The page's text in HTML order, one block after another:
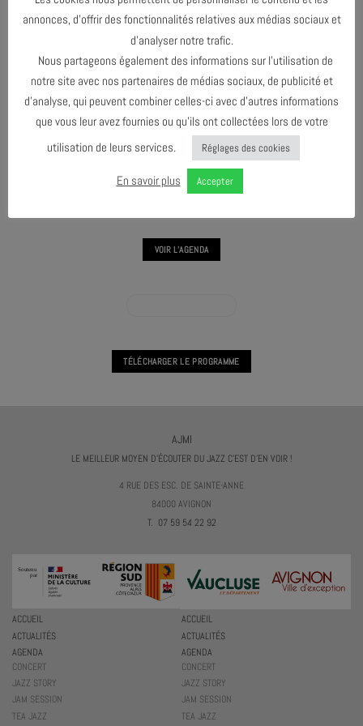
PARTAGER & COMMENTER
VOIR L'AGENDA
TÉLÉCHARGER LE PROGRAMME
AJMI
LE MEILLEUR MOYEN D'ÉCOUTER DU JAZZ C'EST D'EN VOIR !
4 RUE DES ESC. DE SAINTE-ANNE
84000 AVIGNON
T. 07 59 54 22 92
ACCUEIL
ACTUALITÉS
AGENDA
CONCERT
JAZZ STORY
JAM SESSION
TEA JAZZ
ACCUEIL
ACTUALITÉS
AGENDA
CONCERT
JAZZ STORY
JAM SESSION
TEA JAZZ
annonces, d’offrir des fonctionnalités relatives aux médias sociaux et
d’analyser notre trafic.
Nous partageons également des informations sur l’utilisation de
notre site avec nos partenaires de médias sociaux, de publicité et
d’analyse, qui peuvent combiner celles-ci avec d’autres informations
que vous leur avez fournies ou qu’ils ont collectées lors de votre
utilisation de leurs services.
Réglages des cookies
En savoir plus Accepter